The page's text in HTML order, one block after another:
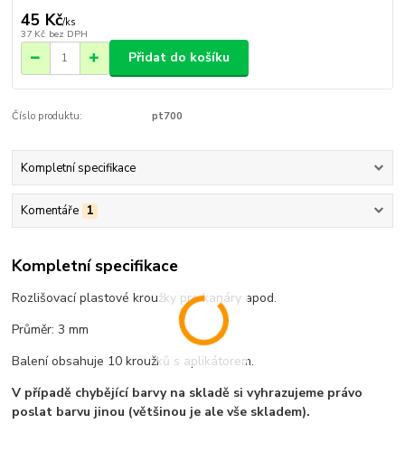
45 Kč/ks
37 Kč bez DPH
Přidat do košíku
Číslo produktu: pt700
Kompletní specifikace
Komentáře 1
Kompletní specifikace
Rozlišovací plastové kroužky pro kanáry apod.
Průměr: 3 mm
Balení obsahuje 10 kroužků s aplikátorem.
V případě chybějící barvy na skladě si vyhrazujeme právo
poslat barvu jinou (většinou je ale vše skladem).